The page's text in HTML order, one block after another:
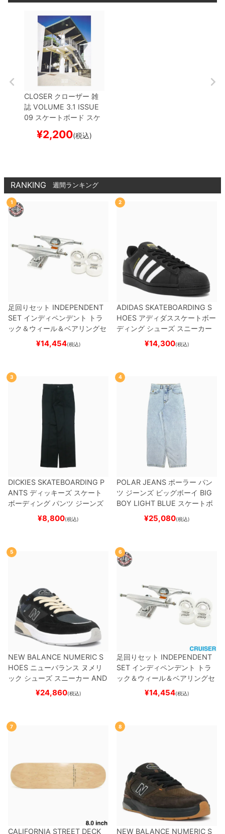
CLOSER クローザー 雑
誌 VOLUME 3.1 ISSUE
09 スケートボード スケ
¥2,200(税込)
RANKING 週間ランキング
1
足回りセット INDEPENDENT
SET インディペンデント
トラ
ック＆ウィール＆ベアリングセ
（トリック用）
ード スケボー
¥14,454(税込)
2
ADIDAS SKATEBOARDING S
HOES アディダススケートボー
ディング シューズ スニーカー
スーパースター SUPERSTAR A
BLACK/WHITE/WHITE
ー
¥14,300(税込)
3
DICKIES SKATEBOARDING P
ANTS ディッキーズ スケート
ボーディング パンツ ジーンズ
SLIM FIT 30 LENGTH
スケートボード スケボー
¥8,800(税込)
4
POLAR JEANS ポーラー パン
ツ ジーンズ ビッグボーイ BIG
BOY LIGHT BLUE スケートボ
ード スケボー
¥25,080(税込)
5
NEW BALANCE NUMERIC S
HOES ニューバランス ヌメリ
ック シューズ スニーカー AND
REW REYNOLDS 933
BLACK/NAVY
スケートボ
¥24,860(税込)
6
足回りセット INDEPENDENT
SET インディペンデント
トラ
ック＆ウィール＆ベアリングセ
（クルーザー用）
ボード スケボー
¥14,454(税込)
7
CALIFORNIA STREET DECK
8
NEW BALANCE NUMERIC S